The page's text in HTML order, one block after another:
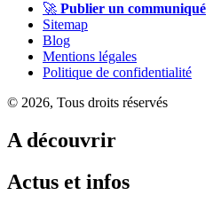
🚀 Publier un communiqué
Sitemap
Blog
Mentions légales
Politique de confidentialité
© 2026, Tous droits réservés
A découvrir
Actus et infos